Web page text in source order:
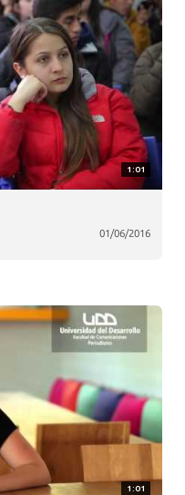
1:01
01/06/2016
1:01